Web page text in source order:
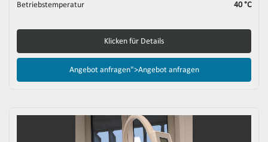
Betriebstemperatur 40 °C
Klicken für Details
Angebot anfragen">Angebot anfragen